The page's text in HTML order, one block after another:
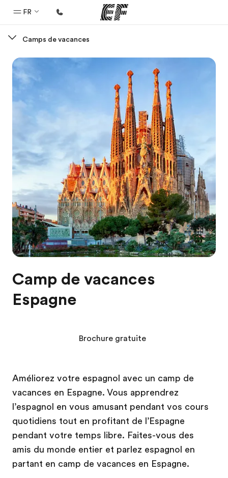
FR
Bienvenue chez EF
Programmes
Nos offres
A propos de nous
Qui sommes-nous ?
EF recrute
Rejoignez nos équipes
Camps de vacances
Camp de vacances
Espagne
Améliorez votre espagnol avec un camp de
vacances en Espagne. Vous apprendrez
l’espagnol en vous amusant pendant vos cours
quotidiens tout en profitant de l’Espagne
pendant votre temps libre. Faites-vous des
amis du monde entier et parlez espagnol en
partant en camp de vacances en Espagne.
Brochure gratuite